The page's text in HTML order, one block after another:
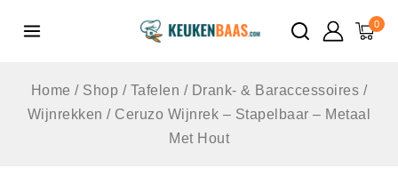
inhoud
0
Home / Shop / Tafelen / Drank- & Baraccessoires /
Wijnrekken / Ceruzo Wijnrek – Stapelbaar – Metaal
Met Hout